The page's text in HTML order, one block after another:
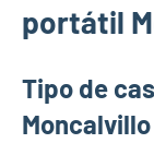
portátil
Tipo de
Moncalvillo